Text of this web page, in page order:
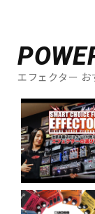
エフェクター